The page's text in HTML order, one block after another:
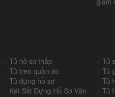
+Tủ hồ sơ thấp Tủ
+Tủ treo quần áo Tủ
+Tủ đựng hồ sơ Tủ
Két Sắt Đựng Hồ Sơ Văn
Tủ